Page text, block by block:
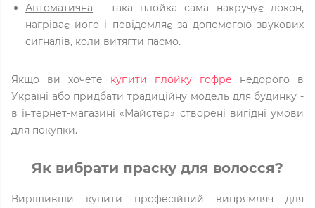
Автоматична - така плойка сама накручує локон,
нагріває його і повідомляє за допомогою звукових
сигналів, коли витягти пасмо.
Якщо ви хочете купити плойку гофре недорого в
Україні або придбати традиційну модель для будинку -
в інтернет-магазині «Майстер» створені вигідні умови
для покупки.
Як вибрати праску для волосся?
Вирішивши купити професійний випрямляч для